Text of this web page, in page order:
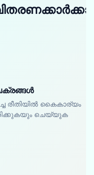
രീതിയിൽ കൈകാര്യം
ചെയ്യുക